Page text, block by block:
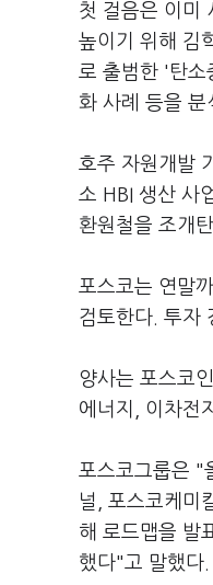
첫 걸음은 이미
높이기 위해 김
로 출범한 '탄소
화 사례 등을 분
호주 자원개발
소 HBI 생산 사
환원철을 조개
포스코는 연말
검토한다. 투자
양사는 포스코
에너지, 이차전
포스코그룹은 "
널, 포스코케미
해 로드맵을 발
했다"고 말했다.